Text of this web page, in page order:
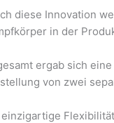
diese Innovation
in der
ergab sich
von zwei
einzigartige